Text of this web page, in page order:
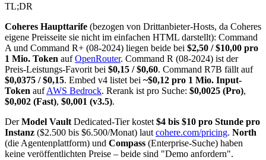
TL;DR
Coheres Haupttarife (bezogen von Drittanbieter-Hosts, da Coheres
eigene Preisseite sie nicht im einfachen HTML darstellt): Command
A und Command R+ (08-2024) liegen beide bei $2,50 / $10,00 pro
1 Mio. Token aufOpenRouter. Command R (08-2024) ist der
Preis-Leistungs-Favorit bei $0,15 / $0,60. Command R7B fällt auf
$0,0375 / $0,15. Embed v4 listet bei ~$0,12 pro 1 Mio. Input-
Token aufAWS Bedrock. Rerank ist pro Suche: $0,0025 (Pro),
$0,002 (Fast), $0,001 (v3.5).
DerModel Vault Dedicated-Tier kostet $4 bis $10 pro Stunde pro
Instanz ($2.500 bis $6.500/Monat) laut cohere.com/pricing. North
(die Agentenplattform) und Compass (Enterprise-Suche) haben
keine veröffentlichten Preise – beide sind "Demo anfordern".